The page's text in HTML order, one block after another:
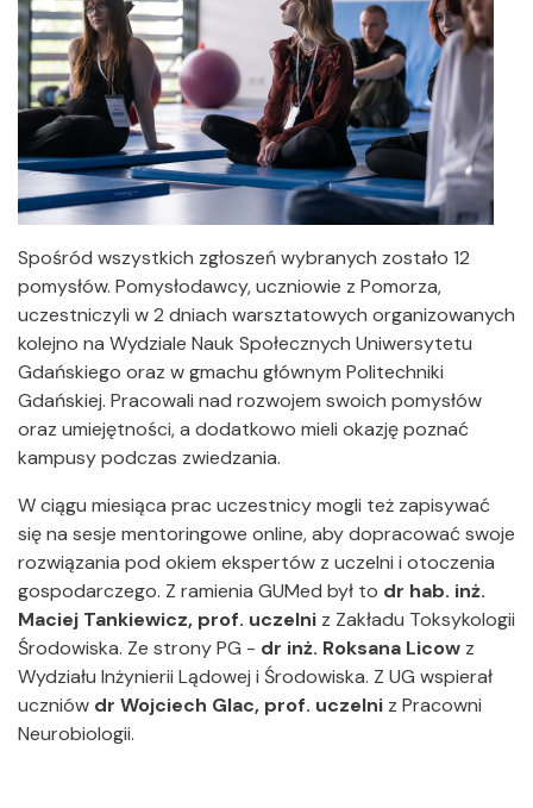
Spośród wszystkich zgłoszeń wybranych zostało 12
pomysłów. Pomysłodawcy, uczniowie z Pomorza,
uczestniczyli w 2 dniach warsztatowych organizowanych
kolejno na Wydziale Nauk Społecznych Uniwersytetu
Gdańskiego oraz w gmachu głównym Politechniki
Gdańskiej. Pracowali nad rozwojem swoich pomysłów
oraz umiejętności, a dodatkowo mieli okazję poznać
kampusy podczas zwiedzania.
W ciągu miesiąca prac uczestnicy mogli też zapisywać
się na sesje mentoringowe online, aby dopracować swoje
rozwiązania pod okiem ekspertów z uczelni i otoczenia
gospodarczego. Z ramienia GUMed był to dr hab. inż.
Maciej Tankiewicz, prof. uczelni z Zakładu Toksykologii
Środowiska. Ze strony PG - dr inż. Roksana Licow z
Wydziału Inżynierii Lądowej i Środowiska. Z UG wspierał
uczniów dr Wojciech Glac, prof. uczelni z Pracowni
Neurobiologii.